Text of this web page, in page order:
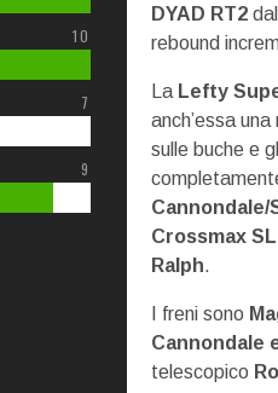
10
7
9
DYAD RT2
rebound
La Lefty
anch’essa
sulle buche e
Cannondale/
Crossmax
Ralph.
I freni sono
Cannondale
telescopico